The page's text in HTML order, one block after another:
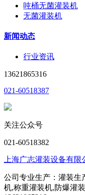
吨桶无菌灌装机
无菌灌装机
新闻动态
行业资讯
13621865316
021-60518387
关注公众号
021-60518382
上海广志灌装设备有限
公司专业生产：灌装生
机,称重灌装机,防爆灌